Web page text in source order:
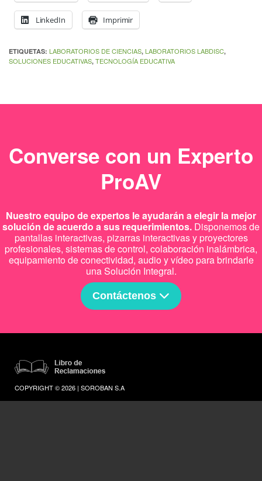
LinkedIn Imprimir
ETIQUETAS: LABORATORIOS DE CIENCIAS, LABORATORIOS LABDISC,
SOLUCIONES EDUCATIVAS, TECNOLOGÍA EDUCATIVA
Converse con un Experto
ProAV
Nuestro equipo de expertos le ayudarán a elegir la mejor
solución de acuerdo a sus requerimientos. Disponemos de
pantallas interactivas, pizarras interactivas y proyectores
profesionales, sistemas de control, colaboración inalámbrica,
equipamiento de conectividad, audio y vídeo para brindarle
una Solución Integral.
Contáctenos
COPYRIGHT © 2026 | SOROBAN S.A